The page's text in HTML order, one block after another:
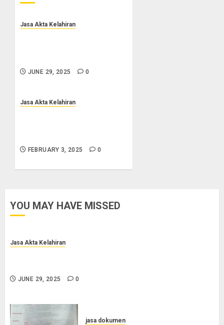
Jasa Akta Kelahiran
JUNE 29, 2025 0
Jasa Akta Kelahiran
FEBRUARY 3, 2025 0
YOU MAY HAVE MISSED
Jasa Akta Kelahiran
JUNE 29, 2025 0
jasa dokumen